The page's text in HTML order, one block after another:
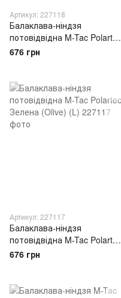
Артикул: 227118
Балаклава-ніндзя
потовідвідна M-Tac Polartec
Зелена (Olive) (M)
676 грн
Артикул: 227117
Балаклава-ніндзя
потовідвідна M-Tac Polartec
Зелена (Olive) (L)
676 грн